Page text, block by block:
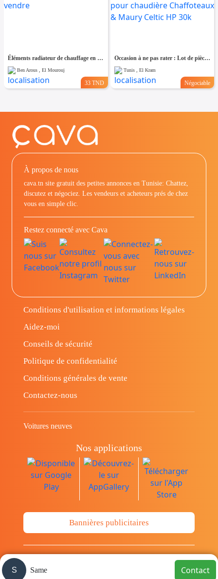
Éléments radiateur de chauffage en fonte à vendre
Ben Arous , El Mourouj
33 TND
Occasion à ne pas rater : Lot de pièces détachées pour chaudière Chaffoteaux & Maury Celtic HP 30k
Tunis , El Kram
Négociable
S Same Contact
À propos de nous
cava.tn site gratuit des petites annonces en Tunisie: Chattez,
discutez et négociez. Les vendeurs et acheteurs prés de chez
vous en simple clic.
Restez connecté avec Cava
Conditions d'utilisation et informations légales
Aidez-moi
Conseils de sécurité
Politique de confidentialité
Conditions générales de vente
Contactez-nous
Voitures neuves
Nos applications
Bannières publicitaires
© Copyright 2014-2026 Cava.tn Limited Tous